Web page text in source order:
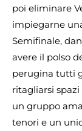
poi eliminare
impiegarne
Semifinale,
avere il polso
perugina tutti
ritagliarsi
un gruppo
tenori e un